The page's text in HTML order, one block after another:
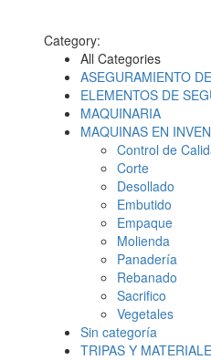
Category:
All Categories
ASEGURAMIENTO
ELEMENTOS DE
MAQUINARIA
MAQUINAS EN
Control de
Corte
Desollado
Embutido
Empaque
Molienda
Panadería
Rebanado
Sacrifico
Vegetales
Sin categoría
TRIPAS Y